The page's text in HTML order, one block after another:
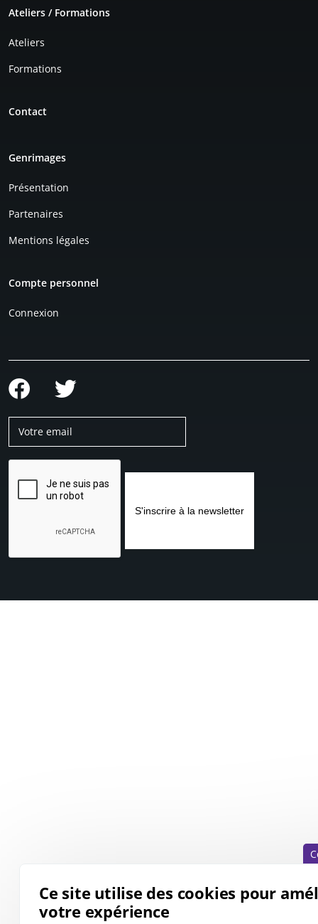
Ateliers / Formations
Ateliers
Formations
Contact
Genrimages
Présentation
Partenaires
Mentions légales
Compte personnel
Connexion
Ce site utilise des cookies pour
votre expérience